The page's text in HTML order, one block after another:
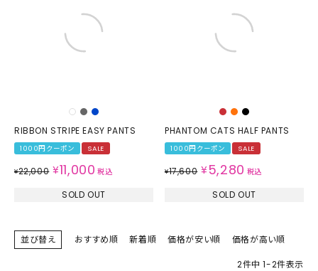
RIBBON STRIPE EASY PANTS
1000円クーポン SALE
¥22,000 ¥11,000 税込
SOLD OUT
PHANTOM CATS HALF PANTS
1000円クーポン SALE
¥17,600 ¥ 5,280 税込
SOLD OUT
並び替え おすすめ順 新着順 価格が安い順 価格が高い順
2件中 1-2件表示